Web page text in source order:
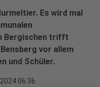
Es wird mal
Bergischen trifft
vor allem
und Schüler.
06:36